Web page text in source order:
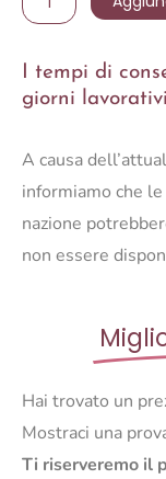
D.16
quantità
I tempi di
giorni lavorativi
A causa
informiamo che
nazione
non essere
Hai trovato un
Mostraci una
Ti riserveremo il